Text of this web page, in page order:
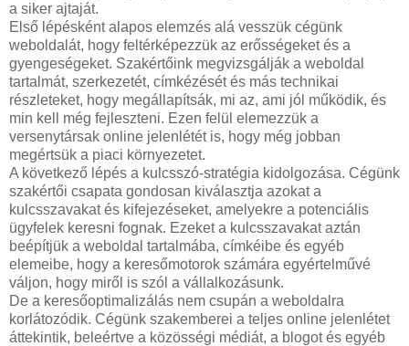
a siker ajtaját.
Első lépésként alapos elemzés alá vesszük cégünk
weboldalát, hogy feltérképezzük az erősségeket és a
gyengeségeket. Szakértőink megvizsgálják a weboldal
tartalmát, szerkezetét, címkézését és más technikai
részleteket, hogy megállapítsák, mi az, ami jól működik, és
min kell még fejleszteni. Ezen felül elemezzük a
versenytársak online jelenlétét is, hogy még jobban
megértsük a piaci környezetet.
A következő lépés a kulcsszó-stratégia kidolgozása. Cégünk
szakértői csapata gondosan kiválasztja azokat a
kulcsszavakat és kifejezéseket, amelyekre a potenciális
ügyfelek keresni fognak. Ezeket a kulcsszavakat aztán
beépítjük a weboldal tartalmába, címkéibe és egyéb
elemeibe, hogy a keresőmotorok számára egyértelművé
váljon, hogy miről is szól a vállalkozásunk.
De a keresőoptimalizálás nem csupán a weboldalra
korlátozódik. Cégünk szakemberei a teljes online jelenlétet
áttekintik, beleértve a közösségi médiát, a blogot és egyéb